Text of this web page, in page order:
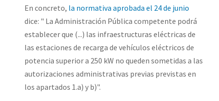
En concreto, la normativa aprobada el 24 de junio
dice: " La Administración Pública competente podrá
establecer que (...) las infraestructuras eléctricas de
las estaciones de recarga de vehículos eléctricos de
potencia superior a 250 kW no queden sometidas a las
autorizaciones administrativas previas previstas en
los apartados 1.a) y b)".